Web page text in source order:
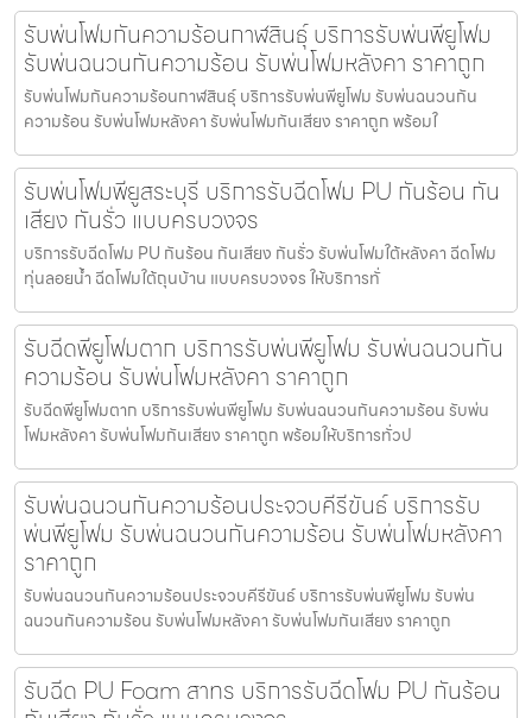
รับพ่นโฟมกันความร้อนกาฬสินธุ์ บริการรับพ่นพียูโฟม
รับพ่นฉนวนกันความร้อน รับพ่นโฟมหลังคา ราคาถูก
รับพ่นโฟมกันความร้อนกาฬสินธุ์ บริการรับพ่นพียูโฟม รับพ่นฉนวนกัน
ความร้อน รับพ่นโฟมหลังคา รับพ่นโฟมกันเสียง ราคาถูก พร้อมใ
รับพ่นโฟมพียูสระบุรี บริการรับฉีดโฟม PU กันร้อน กัน
เสียง กันรั่ว แบบครบวงจร
บริการรับฉีดโฟม PU กันร้อน กันเสียง กันรั่ว รับพ่นโฟมใต้หลังคา ฉีดโฟม
ทุ่นลอยน้ำ ฉีดโฟมใต้ถุนบ้าน แบบครบวงจร ให้บริการทั่
รับฉีดพียูโฟมตาก บริการรับพ่นพียูโฟม รับพ่นฉนวนกัน
ความร้อน รับพ่นโฟมหลังคา ราคาถูก
รับฉีดพียูโฟมตาก บริการรับพ่นพียูโฟม รับพ่นฉนวนกันความร้อน รับพ่น
โฟมหลังคา รับพ่นโฟมกันเสียง ราคาถูก พร้อมให้บริการทั่วป
รับพ่นฉนวนกันความร้อนประจวบคีรีขันธ์ บริการรับ
พ่นพียูโฟม รับพ่นฉนวนกันความร้อน รับพ่นโฟมหลังคา
ราคาถูก
รับพ่นฉนวนกันความร้อนประจวบคีรีขันธ์ บริการรับพ่นพียูโฟม รับพ่น
ฉนวนกันความร้อน รับพ่นโฟมหลังคา รับพ่นโฟมกันเสียง ราคาถูก
รับฉีด PU Foam สาทร บริการรับฉีดโฟม PU กันร้อน